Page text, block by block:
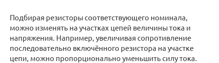
Подбирая резисторы соответствующего номинала,
можно изменять на участках цепей величины тока и
напряжения. Например, увеличивая сопротивление
последовательно включённого резистора на участке
цепи, можно пропорционально уменьшить силу тока.